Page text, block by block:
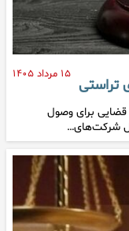
۱۵ مرداد ۱۴۰۵
تراستی
قضایی برای وصول